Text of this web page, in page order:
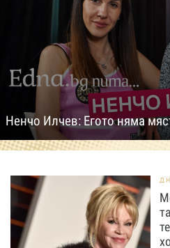
Ненчо Илчев: Егото няма